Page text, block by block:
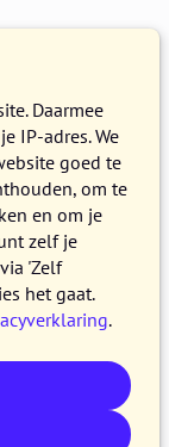
Daarmee
IP-adres. We
goed te
om te
en om je
zelf je
'Zelf
het gaat.
.
LEZEN
leden-
voor een